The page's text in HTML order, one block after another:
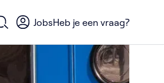
Open zoekformulier
JobsHeb je een vraag?